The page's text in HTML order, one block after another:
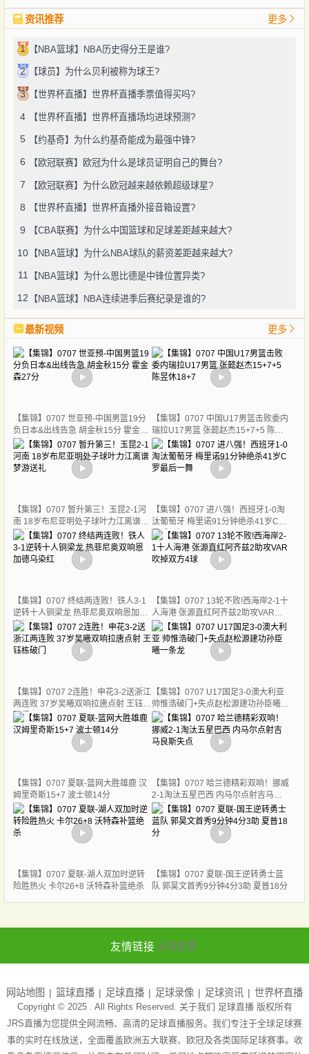
资讯推荐 更多
1 【NBA篮球】NBA历史得分王是谁?
2 【球员】为什么贝利被称为球王?
3 【世界杯直播】世界杯直播季票值得买吗?
4 【世界杯直播】世界杯直播场均进球预测?
5 【约基奇】为什么约基奇能成为最强中锋?
6 【欧冠联赛】欧冠为什么是球员证明自己的舞台?
7 【欧冠联赛】为什么欧冠越来越依赖超级球星?
8 【世界杯直播】世界杯直播外接音箱设置?
9 【CBA联赛】为什么中国篮球和足球差距越来越大?
10 【NBA篮球】为什么NBA球队的薪资差距越来越大?
11 【NBA篮球】为什么恩比德是中锋位置异类?
12 【NBA篮球】NBA连续进季后赛纪录是谁的?
最新视频 更多
【集锦】0707 世亚预-中国男篮19分
负日本&出线告急 胡金秋15分 霍金森
27分
【集锦】0707 中国U17男篮击败委内
瑞拉U17男篮 张懿赵杰15+7+5 陈昱
休18+7
【集锦】0707 暂升第三！玉昆2-1河
南 18岁布尼亚明处子球叶力江离谱梦
游送礼
【集锦】0707 进八强！西班牙1-0淘
汰葡萄牙 梅里诺91分钟绝杀41岁C罗
最后一舞
【集锦】0707 终结两连败！铁人3-1
逆转十人铜梁龙 热菲尼奥双响恩加德
乌染红
【集锦】0707 13轮不败!西海岸2-1十
人海港 张源直红阿齐兹2助攻VAR吹
掉双方4球
【集锦】0707 2连胜！申花3-2送浙江
两连败 37岁吴曦双响拉唐点射 王钰栋
破门
【集锦】0707 U17国足3-0澳大利亚
帅惟浩破门+失点赵松源建功孙臣曦一
条龙
【集锦】0707 夏联-篮网大胜雄鹿 汉
姆里奇斯15+7 波士顿14分
【集锦】0707 哈兰德精彩双响！挪威
2-1淘汰五星巴西 内马尔点射吉马良
斯失点
【集锦】0707 夏联-湖人双加时逆转
险胜热火 卡尔26+8 沃特森补篮绝杀
【集锦】0707 夏联-国王逆转勇士蓝
队 郭昊文首秀9分钟4分3助 夏普18分
友情链接 足球直播
网站地图 篮球直播 足球直播 足球录像 足球资讯 世界杯直播
Copyright © 2025 . All Rights Reserved. 关于我们 足球直播版权所有
JRS直播为您提供全网流畅、高清的足球直播服务。我们专注于全球足球赛
事的实时在线放送，全面覆盖欧洲五大联赛、欧冠及各类国际足球赛事。收